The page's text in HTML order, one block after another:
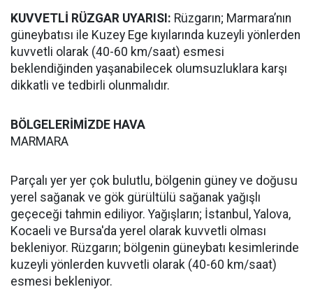
KUVVETLİ RÜZGAR UYARISI: Rüzgarın; Marmara’nın
güneybatısı ile Kuzey Ege kıyılarında kuzeyli yönlerden
kuvvetli olarak (40-60 km/saat) esmesi
beklendiğinden yaşanabilecek olumsuzluklara karşı
dikkatli ve tedbirli olunmalıdır.
BÖLGELERİMİZDE HAVA
MARMARA
Parçalı yer yer çok bulutlu, bölgenin güney ve doğusu
yerel sağanak ve gök gürültülü sağanak yağışlı
geçeceği tahmin ediliyor. Yağışların; İstanbul, Yalova,
Kocaeli ve Bursa'da yerel olarak kuvvetli olması
bekleniyor. Rüzgarın; bölgenin güneybatı kesimlerinde
kuzeyli yönlerden kuvvetli olarak (40-60 km/saat)
esmesi bekleniyor.